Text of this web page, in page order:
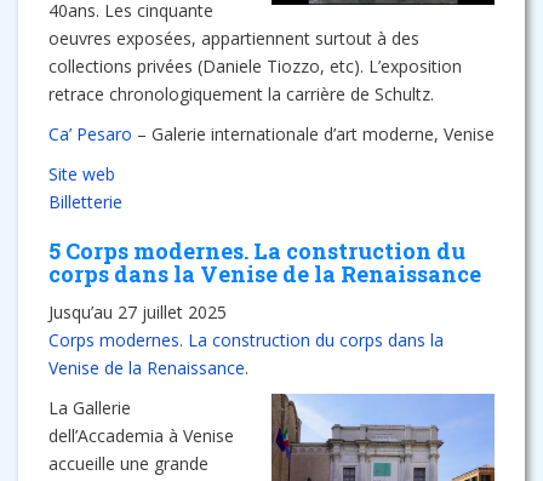
40ans. Les cinquante
oeuvres exposées, appartiennent surtout à des
collections privées (Daniele Tiozzo, etc). L’exposition
retrace chronologiquement la carrière de Schultz.
Ca’ Pesaro – Galerie internationale d’art moderne, Venise
Site web
Billetterie
5 Corps modernes. La construction du
corps dans la Venise de la Renaissance
Jusqu’au 27 juillet 2025
Corps modernes. La construction du corps dans la
Venise de la Renaissance.
La Gallerie
dell’Accademia à Venise
accueille une grande